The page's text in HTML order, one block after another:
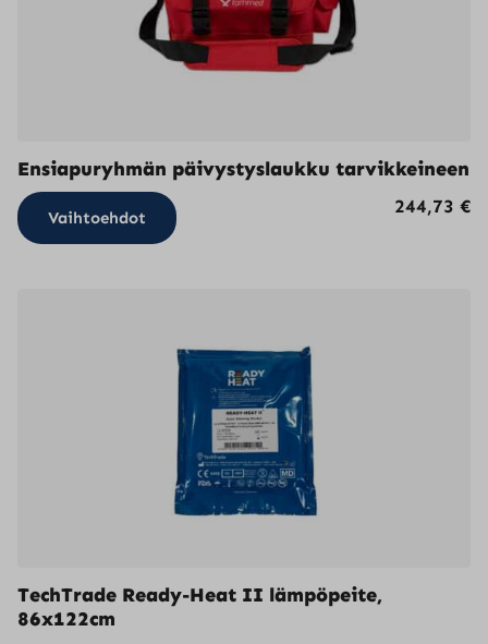
Ensiapuryhmän päivystyslaukku tarvikkeineen
244,73 €
Vaihtoehdot
tuotteella
tehdä
valinnat
tuotteen
sivulla.
TechTrade Ready-Heat II lämpöpeite,
86x122cm